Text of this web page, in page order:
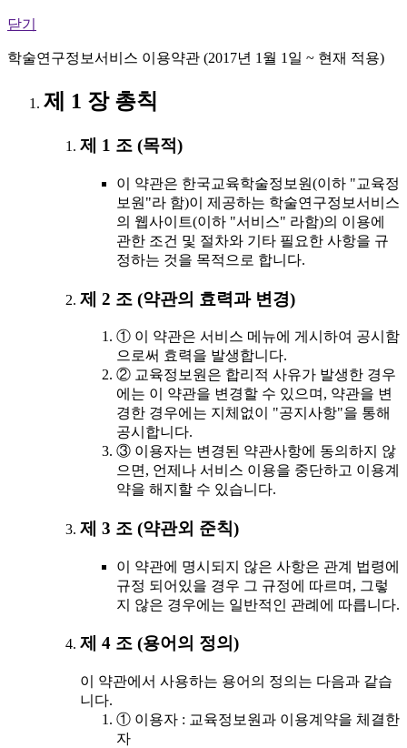
닫기
학술연구정보서비스 이용약관 (2017년 1월 1일 ~ 현재 적용)
제 1 장 총칙
제 1 조 (목적)
이 약관은 한국교육학술정보원(이하 "교육정
보원"라 함)이 제공하는 학술연구정보서비스
의 웹사이트(이하 "서비스" 라함)의 이용에
관한 조건 및 절차와 기타 필요한 사항을 규
정하는 것을 목적으로 합니다.
제 2 조 (약관의 효력과 변경)
① 이 약관은 서비스 메뉴에 게시하여 공시함
으로써 효력을 발생합니다.
② 교육정보원은 합리적 사유가 발생한 경우
에는 이 약관을 변경할 수 있으며, 약관을 변
경한 경우에는 지체없이 "공지사항"을 통해
공시합니다.
③ 이용자는 변경된 약관사항에 동의하지 않
으면, 언제나 서비스 이용을 중단하고 이용계
약을 해지할 수 있습니다.
제 3 조 (약관외 준칙)
이 약관에 명시되지 않은 사항은 관계 법령에
규정 되어있을 경우 그 규정에 따르며, 그렇
지 않은 경우에는 일반적인 관례에 따릅니다.
제 4 조 (용어의 정의)
이 약관에서 사용하는 용어의 정의는 다음과 같습
니다.
① 이용자 : 교육정보원과 이용계약을 체결한
자